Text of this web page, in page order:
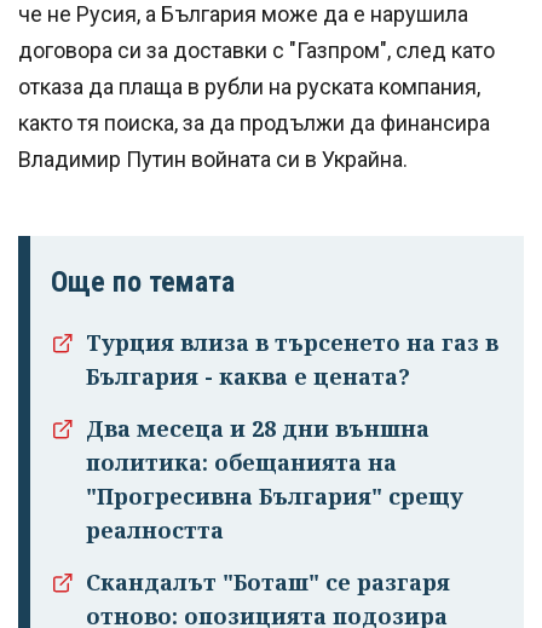
че не Русия, а България може да е нарушила
договора си за доставки с "Газпром", след като
отказа да плаща в рубли на руската компания,
както тя поиска, за да продължи да финансира
Владимир Путин войната си в Украйна.
Още по темата
Турция влиза в търсенето на газ в
България - каква е цената?
Два месеца и 28 дни външна
политика: обещанията на
"Прогресивна България" срещу
реалността
Скандалът "Боташ" се разгаря
отново: опозицията подозира